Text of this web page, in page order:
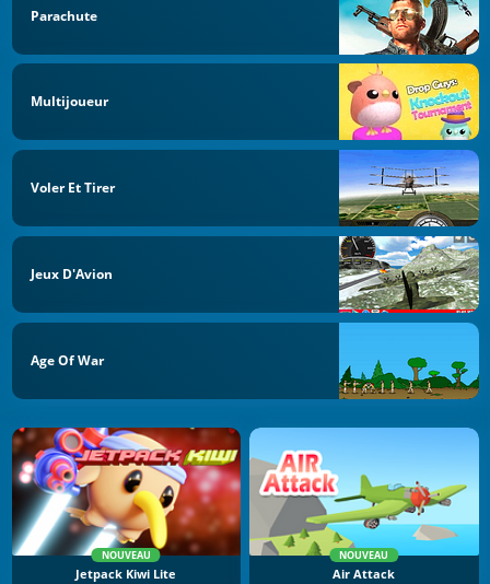
Parachute
Multijoueur
Voler Et Tirer
Jeux D'Avion
Age Of War
NOUVEAU
Jetpack Kiwi Lite
NOUVEAU
Air Attack